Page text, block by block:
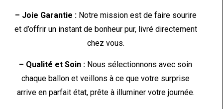
– Joie Garantie :Notre mission est de faire sourire
et d’offrir un instant de bonheur pur, livré directement
chez vous.
– Qualité et Soin : Nous sélectionnons avec soin
chaque ballon et veillons à ce que votre surprise
arrive en parfait état, prête à illuminer votre journée.